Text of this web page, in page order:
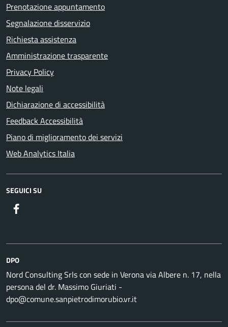
Prenotazione appuntamento
Segnalazione disservizio
Richiesta assistenza
Amministrazione trasparente
Privacy Policy
Note legali
Dichiarazione di accessibilità
Feedback Accessibilità
Piano di miglioramento dei servizi
Web Analytics Italia
SEGUICI SU
DPO
Nord Consulting Srls con sede in Verona via Albere n. 17, nella
persona del dr. Massimo Giuriati -
dpo@comune.sanpietrodimorubio.vr.it